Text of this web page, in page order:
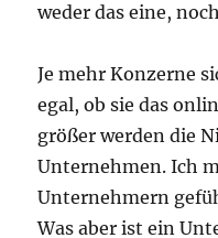
weder das eine,
Je mehr Konzerne
egal, ob sie das
größer werden die
Unternehmen. Ich
Unternehmern
Was aber ist ein